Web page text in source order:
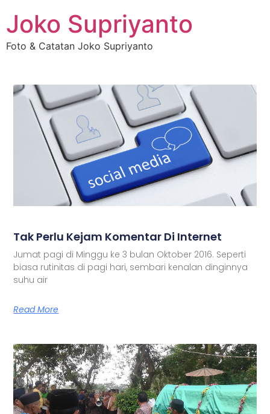
Joko Supriyanto
Foto & Catatan Joko Supriyanto
Tak Perlu Kejam Komentar Di Internet
Jumat pagi di Minggu ke 3 bulan Oktober 2016. Seperti
biasa rutinitas di pagi hari, sembari kenalan dinginnya
suhu air
Read More